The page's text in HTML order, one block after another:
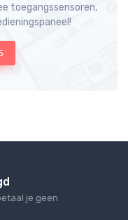
toegangssensoren,
je geen